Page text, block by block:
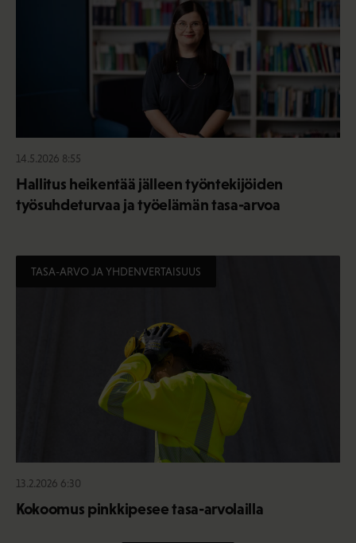
14.5.2026 8:55
Hallitus heikentää jälleen työntekijöiden
työsuhdeturvaa ja työelämän tasa-arvoa
TASA-ARVO JA YHDENVERTAISUUS
13.2.2026 6:30
Kokoomus pinkkipesee tasa-arvolailla